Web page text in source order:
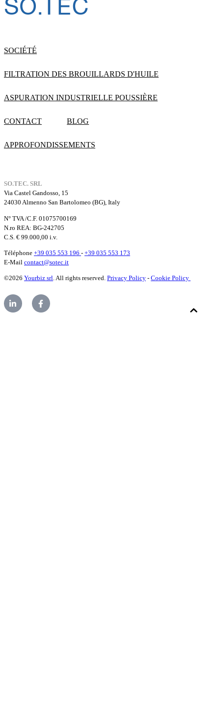
SOCIÉTÉ
FILTRATION DES BROUILLARDS D'HUILE
ASPURATION INDUSTRIELLE POUSSIÈRE
CONTACT BLOG
APPROFONDISSEMENTS
SO.TEC. SRL
Via Castel Gandosso, 15
24030 Almenno San Bartolomeo (BG), Italy
N° TVA /C.F. 01075700169
N.ro REA: BG-242705
C.S. € 99.000,00 i.v.
Téléphone +39 035 553 196 - +39 035 553 173
E-Mail contact@sotec.it
©2026 Yourbiz srl. All rights reserved. Privacy Policy - Cookie Policy